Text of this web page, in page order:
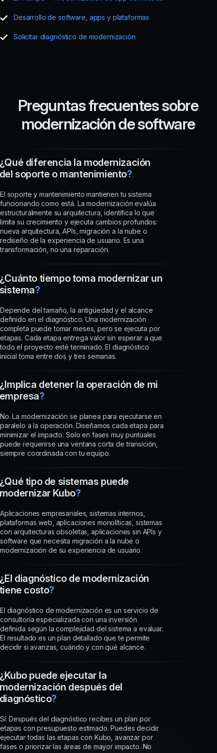
Desarrollo de software, apps y plataformas
Solicitar diagnóstico de modernización
Preguntas frecuentes sobre
modernización de software
diferencia la modernización
soporte o mantenimiento?
El soporte y mantenimiento mantienen tu sistema
funcionando como está. La modernización evalúa
estructuralmente su arquitectura, identifica lo que
limita su crecimiento y ejecuta cambios profundos:
nueva arquitectura, APIs, migración a la nube o
rediseño de la experiencia de usuario. Es una
transformación, no una reparación.
tiempo toma modernizar un
?
Depende del tamaño, la antigüedad y el alcance
definido en el diagnóstico. Una modernización
completa puede tomar meses, pero se ejecuta por
etapas. Cada etapa entrega valor sin esperar a que
todo el proyecto esté terminado. El diagnóstico
inicial toma entre dos y tres semanas.
detener la operación de mi
?
No. La modernización se planea para ejecutarse en
paralelo a la operación. Diseñamos cada etapa para
minimizar el impacto. Solo en fases muy puntuales
puede requerirse una ventana corta de transición,
siempre coordinada con tu equipo.
tipo de sistemas puede
Kubo?
Aplicaciones empresariales, sistemas internos,
plataformas web, aplicaciones monolíticas, sistemas
con arquitecturas obsoletas, aplicaciones sin APIs y
software que necesita migración a la nube o
modernización de su experiencia de usuario.
diagnóstico de modernización
costo?
El diagnóstico de modernización es un servicio de
consultoría especializada con una inversión
definida según la complejidad del sistema a evaluar.
El resultado es un plan detallado que te permite
decidir si avanzas, cuándo y con qué alcance.
puede ejecutar la
después del
?
Sí. Después del diagnóstico recibes un plan por
etapas con presupuesto estimado. Puedes decidir
ejecutar todas las etapas con Kubo, avanzar por
fases o priorizar las áreas de mayor impacto. No